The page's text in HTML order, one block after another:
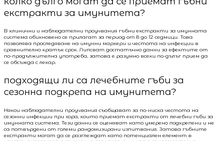
екстракти за имунитета?
В клинични и наблюдателни проучвания гъбни екстракти за имунната
система обикновено се прилагат за период от 8 до 12 седмици. Това
позволява проследяване на имунни маркери и честота на инфекции в
сравнително кратък срок. Липсват достатъчно данни за ефектите от
по-продължителна употреба, затова е разумно всеки по-дълъг прием да
се обсъжда с лекар.
подходящи ли са лечебните гъби за
сезонна подкрепа на имунитета?
Някои наблюдателни проучвания съобщават за по-ниска честота на
сезонни инфекции при хора, които приемат екстракти от лечебни гъби за
имунната система. Тези данни се оценяват като умерено подкрепени и не
са потвърдени от големи рандомизирани изпитвания. Затова гъбните
екстракти могат да се разглеждат като потенциален елемент в